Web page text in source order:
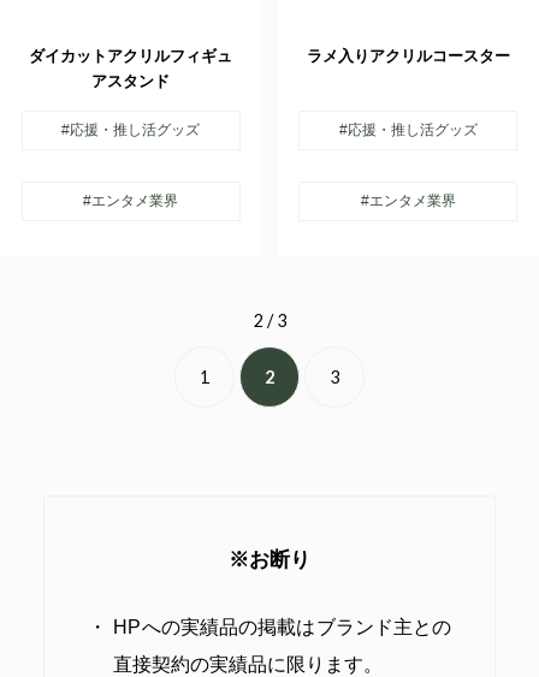
ダイカットアクリルフィギュ
アスタンド
#応援・推し活グッズ
#エンタメ業界
ラメ入りアクリルコースター
#応援・推し活グッズ
#エンタメ業界
2 / 3
1 2 3
※お断り
HPへの実績品の掲載はブランド主との
直接契約の実績品に限ります。